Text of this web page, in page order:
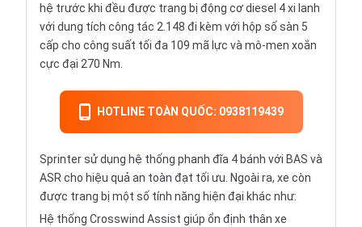
hệ trước khi đều được trang bị động cơ diesel 4 xi lanh
với dung tích công tác 2.148 đi kèm với hộp số sàn 5
cấp cho công suất tối đa 109 mã lực và mô-men xoắn
cực đại 270 Nm.
HOTLINE TOÀN QUỐC: 0938119439
Sprinter sử dụng hệ thống phanh đĩa 4 bánh với BAS và
ASR cho hiệu quả an toàn đạt tối ưu. Ngoài ra, xe còn
được trang bị một số tính năng hiện đại khác như:
Hệ thống Crosswind Assist giúp ổn định thân xe